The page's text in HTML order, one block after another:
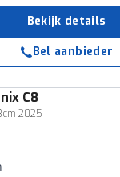
Bekijk details
Bel aanbieder
C8
2025